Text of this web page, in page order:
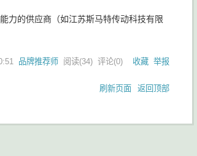
力的供应商（如江苏斯马特传动科技有限
品牌推荐师 阅读(34) 评论(0) 收藏 举报
刷新页面 返回顶部